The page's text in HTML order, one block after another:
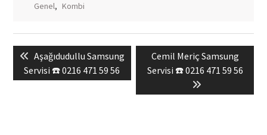
Genel, Kombi
Yazı
gezinmesi
Previous
post:
Aşağıdudullu Samsung
Servisi ☎️ 0216 471 59 56
Next
post:
Cemil Meriç Samsung
Servisi ☎️ 0216 471 59 56